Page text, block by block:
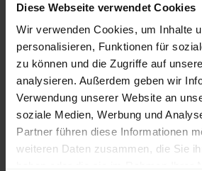
Diese Webseite verwendet Cookies
Wir verwenden Cookies, um Inhalte
personalisieren, Funktionen für
zu können und die Zugriffe auf
analysieren. Außerdem geben wir
Verwendung unserer Website an
soziale Medien, Werbung und
Partner führen diese Informationen
weiteren Daten zusammen, die Sie
lose Ware
September
2025
Januar
2026
250 €
300 €
Die aktuelle Preisentwicklung für
können Sie jederzeit auf unserer